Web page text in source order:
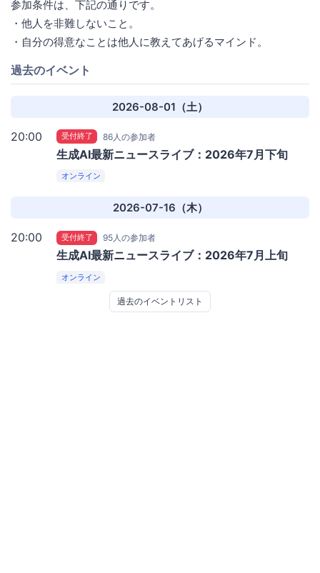
参加条件は、下記の通りです。
・他人を非難しないこと。
・自分の得意なことは他人に教えてあげるマインド。
過去のイベント
2026-08-01（土）
20:00 受付終了 86人の参加者
生成AI最新ニュースライブ：2026年7月下旬
オンライン
2026-07-16（木）
20:00 受付終了 95人の参加者
生成AI最新ニュースライブ：2026年7月上旬
オンライン
過去のイベントリスト